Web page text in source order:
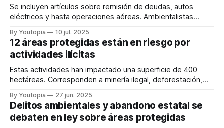
Se incluyen artículos sobre remisión de deudas, autos
eléctricos y hasta operaciones aéreas. Ambientalistas
By Youtopia 10 jul. 2025
12 áreas protegidas están en riesgo por
actividades ilícitas
Estas actividades han impactado una superficie de 400
hectáreas. Corresponden a minería ilegal, deforestación,
By Youtopia 27 jun. 2025
Delitos ambientales y abandono estatal se
debaten en ley sobre áreas protegidas